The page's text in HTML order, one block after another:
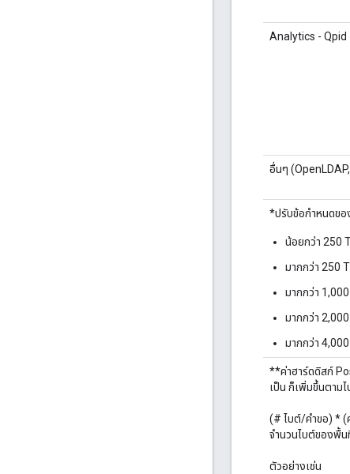
Analytics -
อื่นๆ
*ปรับข้อกำหนดขอ
น้อยกว่า 250
มากกว่า 250
มากกว่า
มากกว่า
มากกว่า
**ค่าฮาร์ดดิสก์
เป็น ก็เพิ่มขึ้นตาม
(# ไบต์/คำขอ) * (
จำนวนไบต์ของพื้
ตัวอย่างเช่น